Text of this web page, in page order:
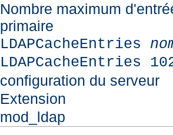
Nombre maximum
primaire
LDAPCacheEntries
LDAPCacheEntries
configuration du serveur
Extension
mod_ldap